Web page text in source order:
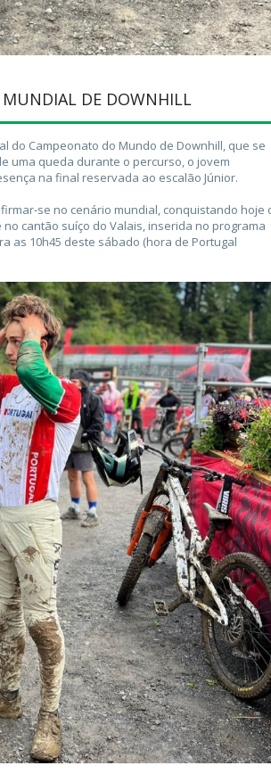
MUNDIAL DE DOWNHILL
do Campeonato do Mundo de Downhill, que se
uma queda durante o percurso, o jovem
na final reservada ao escalão Júnior.
se no cenário mundial, conquistando hoje
cantão suíço do Valais, inserida no programa
as 10h45 deste sábado (hora de Portugal